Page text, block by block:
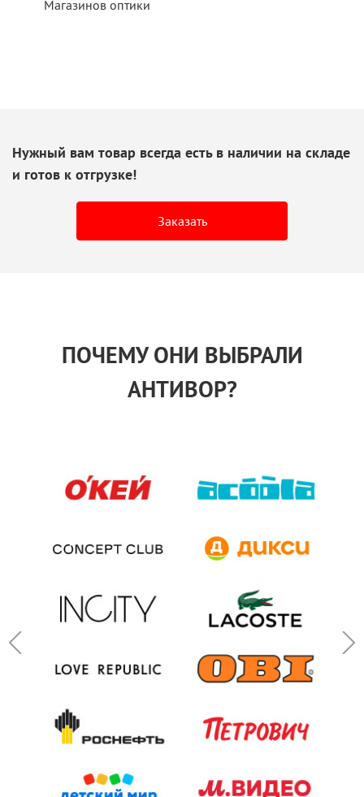
Магазинов оптики
Нужный вам товар всегда есть в наличии на складе
и готов к отгрузке!
Заказать
ПОЧЕМУ ОНИ ВЫБРАЛИ
АНТИВОР?